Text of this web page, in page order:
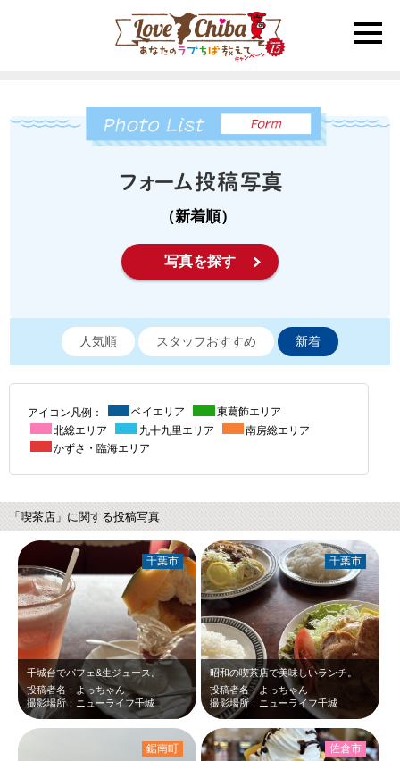
toggle
（新着順）
写真を探す
人気順 スタッフおすすめ 新着
アイコン凡例： ベイエリア
東葛飾エリア
北総エリア
九十九里エリア
南房総エリア
かずさ・臨海エリア
「喫茶店」に関する投稿写真
千城台でパフェ&生ジュース。
投稿者名：よっちゃん
撮影場所：ニューライフ千城
千葉市
昭和の喫茶店で美味しいランチ。
投稿者名：よっちゃん
撮影場所：ニューライフ千城
千葉市
鋸南町 佐倉市